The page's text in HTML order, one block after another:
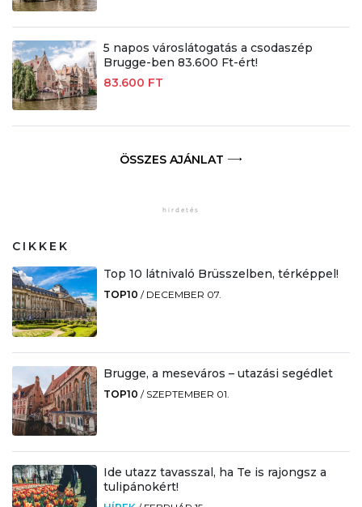
5 napos városlátogatás a csodaszép
Brugge-ben 83.600 Ft-ért!
83.600 FT
ÖSSZES AJÁNLAT
CIKKEK
Top 10 látnivaló Brüsszelben, térképpel!
TOP10 / DECEMBER 07.
Brugge, a meseváros – utazási segédlet
TOP10 / SZEPTEMBER 01.
Ide utazz tavasszal, ha Te is rajongsz a
tulipánokért!